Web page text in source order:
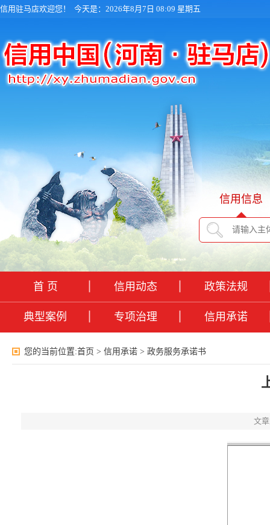
信用驻马店欢迎您！ 今天是：2026年8月7日 08:09 星期五
信用信息
首 页 信用动态 政策法规
典型案例 专项治理 信用承诺
您的当前位置:首页 > 信用承诺 > 政务服务承诺书
文